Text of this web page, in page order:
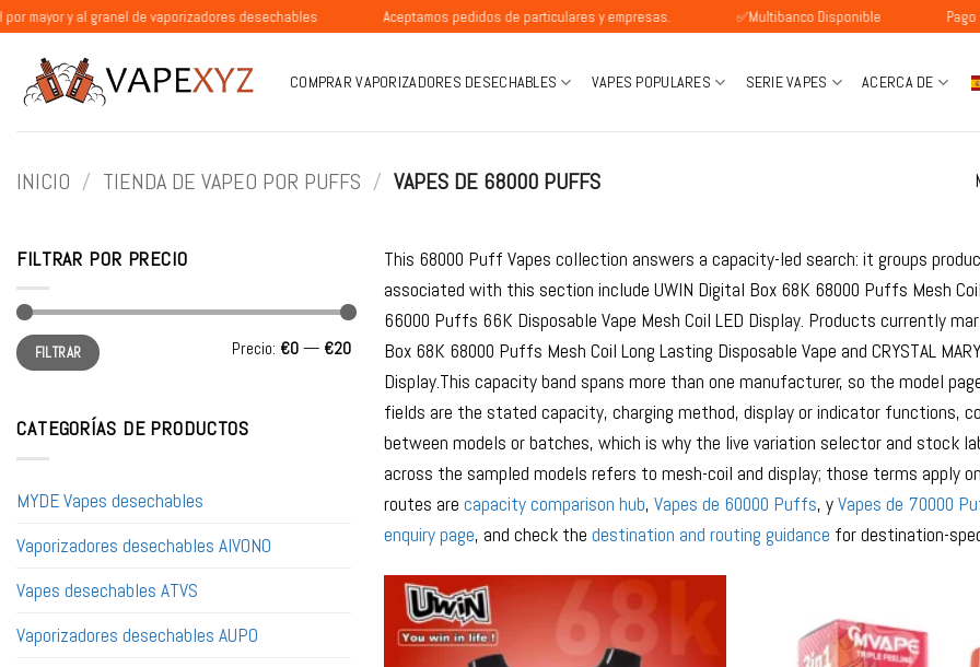
Saltar
contenido
y al granel de vaporizadores desechables Aceptamos pedidos de particulares y empresas. ✅Multibanco Disponible Pago SEPA
COMPRAR VAPORIZADORES DESECHABLES VAPES POPULARES SERIE VAPES ACERCA DE
INICIO / TIENDA DE VAPEO POR PUFFS / VAPES DE 68000 PUFFS
FILTRAR POR PRECIO
Precio
mínimo
Precio
máximo
FILTRAR Precio: €0 — €20
CATEGORÍAS DE PRODUCTOS
MYDE Vapes desechables
Vaporizadores desechables AIVONO
Vapes desechables ATVS
Vaporizadores desechables AUPO
This 68000 Puff Vapes collection answers a capacity-led search: it groups
associated with this section include UWIN Digital Box 68K 68000 Puffs Mesh Coil
66000 Puffs 66K Disposable Vape Mesh Coil LED Display. Products currently
Box 68K 68000 Puffs Mesh Coil Long Lasting Disposable Vape and CRYSTAL
Display.This capacity band spans more than one manufacturer, so the model
fields are the stated capacity, charging method, display or indicator functions,
between models or batches, which is why the live variation selector and stock
across the sampled models refers to mesh-coil and display; those terms apply
routes are capacity comparison hub, Vapes de 60000 Puffs, yVapes de 70000
enquiry page, and check the destination and routing guidance for destination-